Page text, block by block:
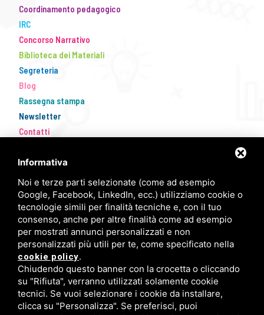
Coordinamento pedagogico
IRC
Concorso Narrativo
Biblioteca dei Materiali
Segreteria
Blog
Rassegna stampa
Newsletter
Contatti
FISM Newsletter
Compila il modulo e resta aggiornato!
Informativa
Noi e terze parti selezionate (come ad esempio
Google, Facebook, LinkedIn, ecc.) utilizziamo cookie o
tecnologie simili per finalità tecniche e, con il tuo
consenso, anche per altre finalità come ad esempio
per mostrati annunci personalizzati e non
personalizzati più utili per te, come specificato nella
cookie policy.
Chiudendo questo banner con la crocetta o cliccando
su "Rifiuta", verranno utilizzati solamente cookie
tecnici. Se vuoi selezionare i cookie da installare,
clicca su "Personalizza". Se preferisci, puoi